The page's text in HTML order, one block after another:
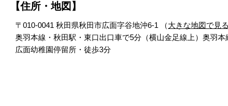
【住所・地図】
〒010-0041 秋田県秋田市広面字谷地沖6-1 （大きな地図で見
奥羽本線・秋田駅・東口出口車で5分（横山金足線上）奥羽
広面幼稚園停留所・徒歩3分